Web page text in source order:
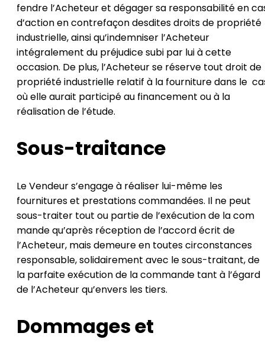
fendre l’Acheteur et dégager sa responsabilité en
d’action en contrefaçon desdites droits de propriété
industrielle, ainsi qu’indemniser l’Acheteur
intégralement du préjudice subi par lui à cette
occasion. De plus, l’Acheteur se réserve tout droit de
propriété industrielle relatif à la fourniture dans le
où elle aurait participé au financement ou à la
réalisation de l’étude.
Sous-traitance
Le Vendeur s’engage à réaliser lui-même les
fournitures et prestations commandées. Il ne peut
sous-traiter tout ou partie de l’exécution de la com
mande qu’après réception de l’accord écrit de
l’Acheteur, mais demeure en toutes circonstances
responsable, solidairement avec le sous-traitant, de
la parfaite exécution de la commande tant à l’égard
de l’Acheteur qu’envers les tiers.
Dommages et